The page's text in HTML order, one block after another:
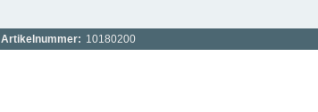
Artikelnummer: 10180200